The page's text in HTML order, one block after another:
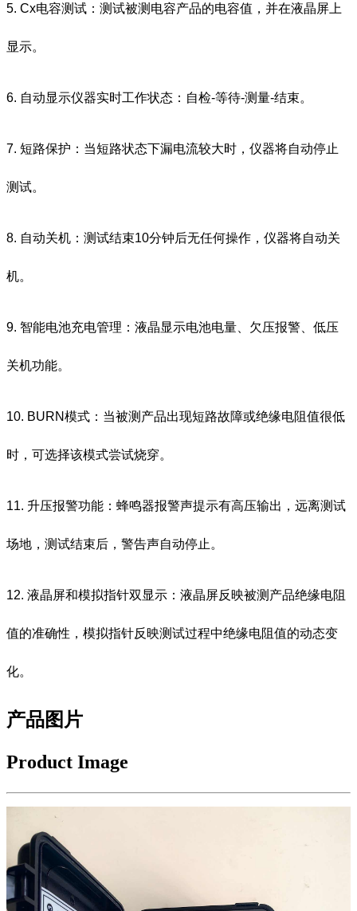
5. Cx电容测试：测试被测电容产品的电容值，并在液晶屏上
显示。
6. 自动显示仪器实时工作状态：自检-等待-测量-结束。
7. 短路保护：当短路状态下漏电流较大时，仪器将自动停止
测试。
8. 自动关机：测试结束10分钟后无任何操作，仪器将自动关
机。
9. 智能电池充电管理：液晶显示电池电量、欠压报警、低压
关机功能。
10. BURN模式：当被测产品出现短路故障或绝缘电阻值很低
时，可选择该模式尝试烧穿。
11. 升压报警功能：蜂鸣器报警声提示有高压输出，远离测试
场地，测试结束后，警告声自动停止。
12. 液晶屏和模拟指针双显示：液晶屏反映被测产品绝缘电阻
值的准确性，模拟指针反映测试过程中绝缘电阻值的动态变
化。
产品图片
Product Image